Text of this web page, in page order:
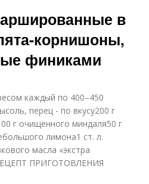
в
корнишоны,
финиками
каждый по 400–450
перец - по вкусу200 г
г очищенного миндаля50 г
лимона1 ст. л.
масла «экстра
ПРИГОТОВЛЕНИЯ